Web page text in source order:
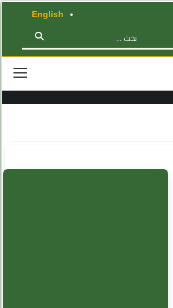
English
الفعاليات